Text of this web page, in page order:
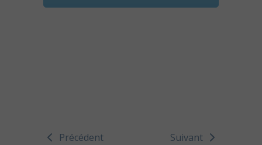
Précédent Suivant